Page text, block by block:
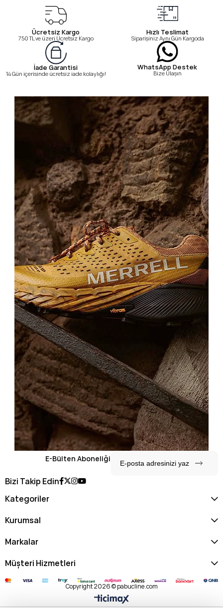
Ücretsiz Kargo
750 TL ve üzeri Ücretsiz Kargo
Hızlı Teslimat
Siparişiniz Aynı Gün Kargoda
İade Garantisi
14 Gün içerisinde ücretsiz iade kolaylığı!
WhatsApp Destek
Bize Ulaşın
E-Bülten Aboneliği
Bizi Takip Edin
Kategoriler
Kurumsal
Markalar
Müşteri Hizmetleri
Copyright 2026 © pabucline.com